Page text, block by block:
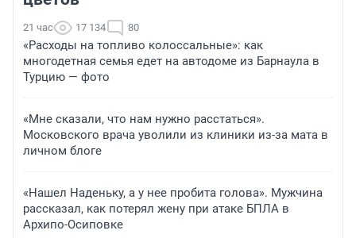
21 час 17 134 80
«Расходы на топливо колоссальные»: как
многодетная семья едет на автодоме из Барнаула в
Турцию — фото
«Мне сказали, что нам нужно расстаться».
Московского врача уволили из клиники из-за мата в
личном блоге
«Нашел Наденьку, а у нее пробита голова». Мужчина
рассказал, как потерял жену при атаке БПЛА в
Архипо-Осиповке